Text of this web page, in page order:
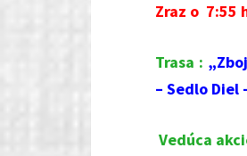
Zraz o 7:55
Trasa :
– Sedlo Diel
Vedúca